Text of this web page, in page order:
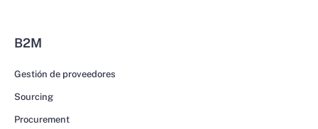
B2M
Gestión de proveedores
Sourcing
Procurement